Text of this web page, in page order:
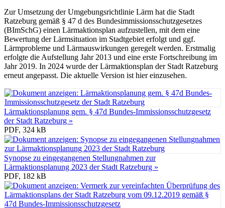
Zur Umsetzung der Umgebungsrichtlinie Lärm hat die Stadt
Ratzeburg gemäß § 47 d des Bundesimmissionsschutzgesetzes
(BImSchG) einen Lärmaktionsplan aufzustellen, mit dem eine
Bewertung der Lärmsituation im Stadtgebiet erfolgt und ggf.
Lärmprobleme und Lärmauswirkungen geregelt werden. Erstmalig
erfolgte die Aufstellung Jahr 2013 und eine erste Fortschreibung im
Jahr 2019. In 2024 wurde der Lärmaktionsplan der Stadt Ratzeburg
erneut angepasst. Die aktuelle Version ist hier einzusehen.
Lärmaktionsplanung gem. § 47d Bundes-Immissionsschutzgesetz
der Stadt Ratzeburg »
PDF, 324 kB
Synopse zu eingegangenen Stellungnahmen zur
Lärmaktionsplanung 2023 der Stadt Ratzeburg »
PDF, 182 kB